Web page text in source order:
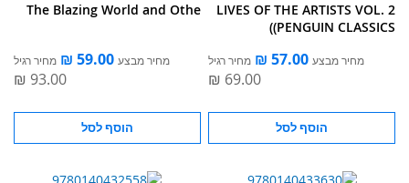
LIVES OF THE ARTISTS VOL. 2
(PENGUIN CLASSICS)
מחיר מבצע מחיר רגיל
הוסף לסל
The Blazing World and Othe
מחיר מבצע מחיר רגיל
הוסף לסל